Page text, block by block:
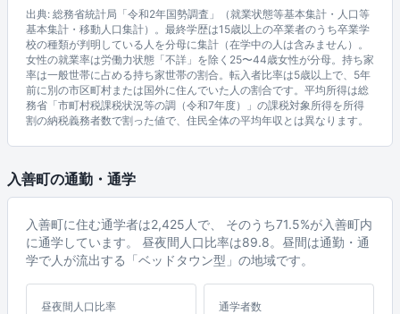
出典: 総務省統計局「令和2年国勢調査」（就業状態等基本集計・人口等
基本集計・移動人口集計）。最終学歴は15歳以上の卒業者のうち卒業学
校の種類が判明している人を分母に集計（在学中の人は含みません）。
女性の就業率は労働力状態「不詳」を除く25〜44歳女性が分母。持ち家
率は一般世帯に占める持ち家世帯の割合。転入者比率は5歳以上で、5年
前に別の市区町村または国外に住んでいた人の割合です。平均所得は総
務省「市町村税課税状況等の調（令和7年度）」の課税対象所得を所得
割の納税義務者数で割った値で、住民全体の平均年収とは異なります。
入善町の通勤・通学
入善町に住む通学者は2,425人で、 そのうち71.5%が入善町内
に通学しています。 昼夜間人口比率は89.8。昼間は通勤・通
学で人が流出する「ベッドタウン型」の地域です。
昼夜間人口比率 通学者数